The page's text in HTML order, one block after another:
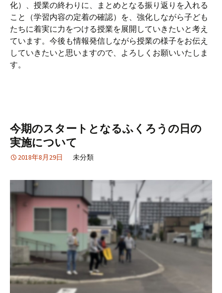
化）、授業の終わりに、まとめとなる振り返りを入れる
こと（学習内容の定着の確認）を、強化しながら子ども
たちに着実に力をつける授業を展開していきたいと考え
ています。今後も情報発信しながら授業の様子をお伝え
していきたいと思いますので、よろしくお願いいたしま
す。
今期のスタートとなるふくろうの日の
実施について
2018年8月29日 未分類